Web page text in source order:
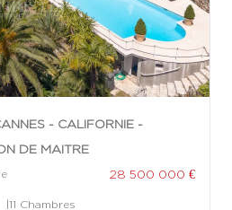
- CALIFORNIE -
DE MAITRE
28 500 000 €
|11 Chambres